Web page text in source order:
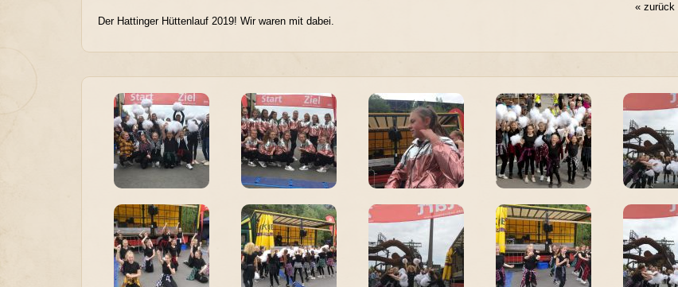
« zurück
Der Hattinger Hüttenlauf 2019! Wir waren mit dabei.